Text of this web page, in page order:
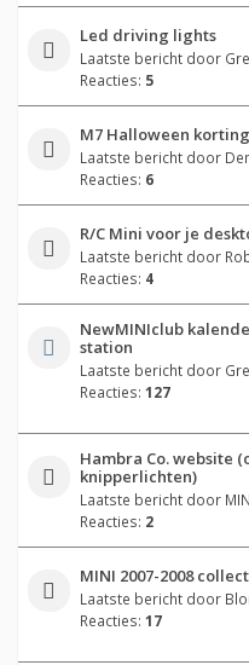
Led driving lights
Laatste bericht door
Reacties: 5
M7 Halloween
Laatste bericht door
Reacties: 6
R/C Mini voor je
Laatste bericht door
Reacties: 4
NewMINIclub
station
Laatste bericht door
Reacties: 127
Hambra Co. website
knipperlichten)
Laatste bericht door
Reacties: 2
MINI 2007-2008
Laatste bericht door
Reacties: 17